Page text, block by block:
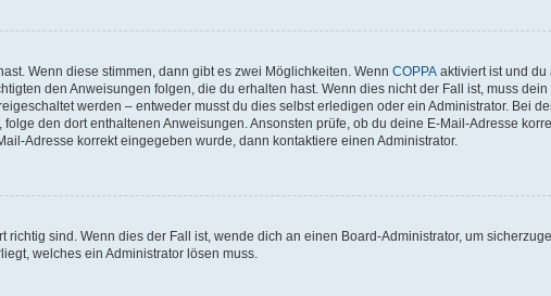
Wenn diese stimmen, dann gibt es zwei Möglichkeiten. Wenn COPPA aktiviert ist und du
den Anweisungen folgen, die du erhalten hast. Wenn dies nicht der Fall ist, muss
werden – entweder musst du dies selbst erledigen oder ein Administrator. Bei
den dort enthaltenen Anweisungen. Ansonsten prüfe, ob du deine E-Mail-Adresse
Adresse korrekt eingegeben wurde, dann kontaktiere einen Administrator.
sind. Wenn dies der Fall ist, wende dich an einen Board-Administrator, um
welches ein Administrator lösen muss.